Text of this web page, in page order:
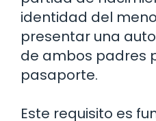
identidad del
presentar una
de ambos padres
pasaporte.
Este requisito es